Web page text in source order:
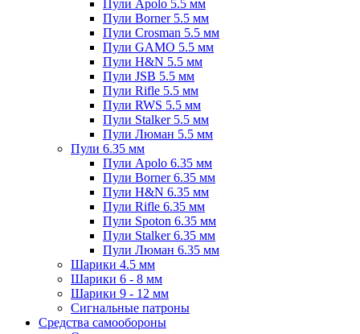
Пули Apolo 5.5 мм
Пули Borner 5.5 мм
Пули Crosman 5.5 мм
Пули GAMO 5.5 мм
Пули H&N 5.5 мм
Пули JSB 5.5 мм
Пули Rifle 5.5 мм
Пули RWS 5.5 мм
Пули Stalker 5.5 мм
Пули Люман 5.5 мм
Пули 6.35 мм
Пули Apolo 6.35 мм
Пули Borner 6.35 мм
Пули H&N 6.35 мм
Пули Rifle 6.35 мм
Пули Spoton 6.35 мм
Пули Stalker 6.35 мм
Пули Люман 6.35 мм
Шарики 4.5 мм
Шарики 6 - 8 мм
Шарики 9 - 12 мм
Сигнальные патроны
Средства самообороны